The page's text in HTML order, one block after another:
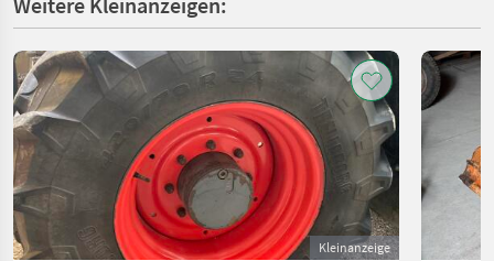
Kleinanzeige